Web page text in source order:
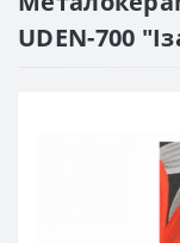
UDEN-700